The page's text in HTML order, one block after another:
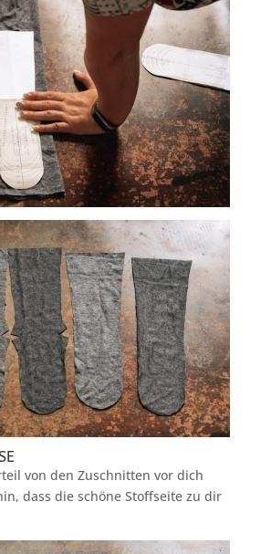
von den Zuschnitten vor dich
dass die schöne Stoffseite zu dir